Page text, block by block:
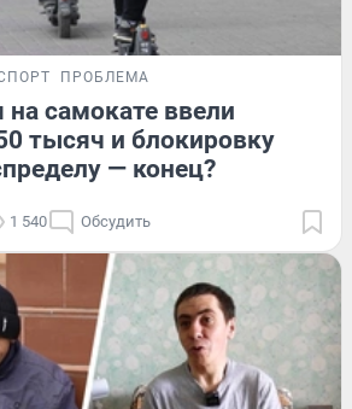
ПРОБЛЕМА
самокате ввели
тысяч и блокировку
— конец?
1 540 Обсудить